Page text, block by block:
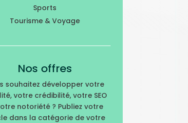
Sports
Tourisme & Voyage
Nos offres
souhaitez développer votre
votre crédibilité, votre SEO
notoriété ? Publiez votre
dans la catégorie de votre